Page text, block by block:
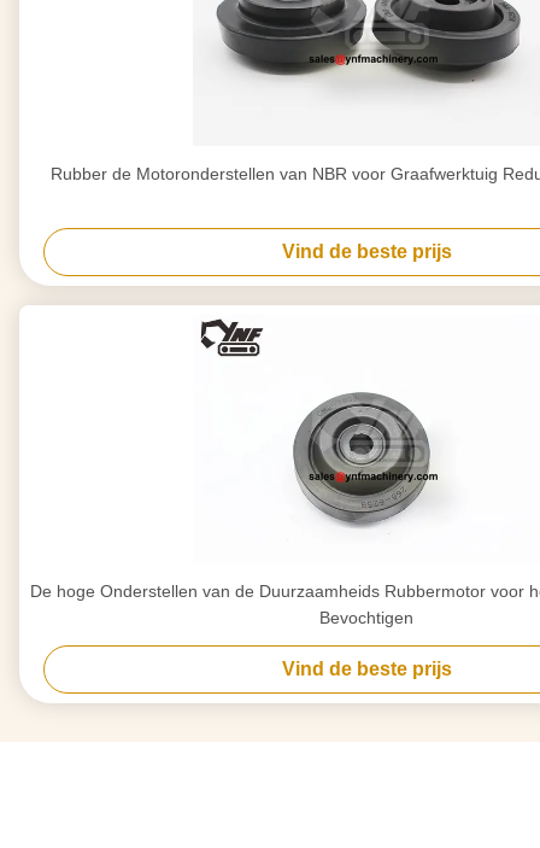
Rubber de Motoronderstellen van NBR voor Graafwerktuig
Vind de beste prijs
De hoge Onderstellen van de Duurzaamheids Rubbermotor voor
Bevochtigen
Vind de beste prijs